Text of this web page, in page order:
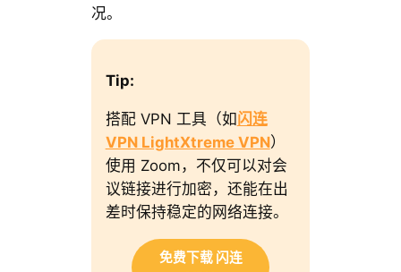
况。
Tip:
搭配 VPN 工具（如闪连
VPN LightXtreme VPN）
使用 Zoom，不仅可以对会
议链接进行加密，还能在出
差时保持稳定的网络连接。
免费下载 闪连